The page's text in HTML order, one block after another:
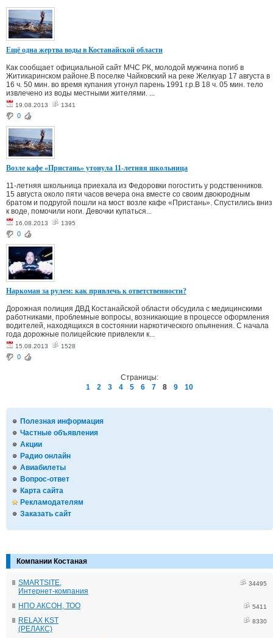
Полезная информация
Частные объявления
Акции
Радио онлайн
Авиабилеты
Вопрос-ответ
Карта сайта
Рекламодателям
Заказать сайт
Компании Костаная
SMARTSITE,
Интернет-компания
34495
НПО АКСОН, ТОО 5411
RELAX KST
(РЕЛАКС)
8330
Ещё одна жертва воды в Костанайской области
Как сообщает официальной сайт МЧС РК, молодой мужчина погиб в
Житикаринском районе.В поселке Чайковский на реке Желкуар 17 августа в
16 ч. 50 мин. во время купания утонул парень 1991 г.р.В 18 ч. 05 мин. тело
извлечено из воды местными жителями. ...
19.08.2013 1341
0
Возле кафе «Пристань» утонула 11-летняя школьница
11-летняя школьница приехала из Федоровки погостить у родственников.
15 августа около пяти часов вечера она вместе со своим двоюродным
братом и подругой пошли на мост возле кафе «Пристань». Спустились вниз
к воде, помочили ноги. Девочки купаться...
16.08.2013 1395
0
Наркоман за рулем: как привлечь к ответственности?
Дорожная полиция ДВД Костанайской области обсудила с медицинскими
работниками, проблемные вопросы, возникающие в процессе оформления
водителей, находящихся в состоянии наркотического опьянения. С начала
года дорожные полицейские привлекли к...
15.08.2013 1528
0
Страницы:
1
2 3 4 5 6 7 8 9 10